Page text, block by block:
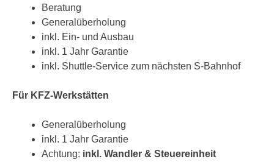
Beratung
Generalüberholung
inkl. Ein- und Ausbau
inkl. 1 Jahr Garantie
inkl. Shuttle-Service zum nächsten S-Bahnhof
Für KFZ-Werkstätten
Generalüberholung
inkl. 1 Jahr Garantie
Achtung: inkl. Wandler & Steuereinheit